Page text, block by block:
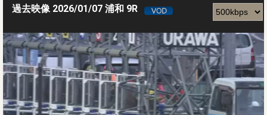
過去映像 2026/01/07 浦和 9R